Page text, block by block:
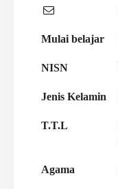
Mulai belajar
NISN
Jenis Kelamin
T.T.L
Agama